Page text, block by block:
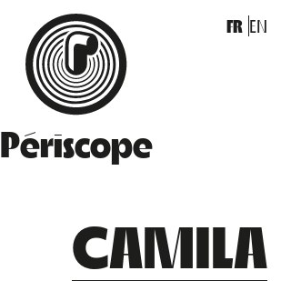
Périscope
FR EN
CAMILA